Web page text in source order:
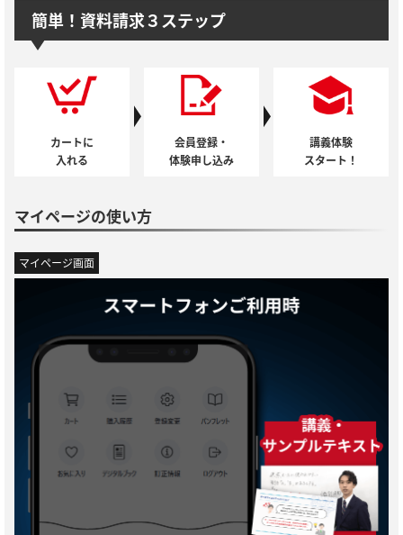
簡単！資料請求３ステップ
カートに
入れる
会員登録・
体験申し込み
講義体験
スタート！
マイページの使い方
マイページ画面